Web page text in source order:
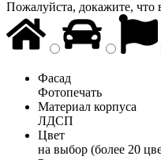
Пожалуйста, докажите, что
Фасад
Фотопечать
Материал корпуса
ЛДСП
Цвет
на выбор (более 20